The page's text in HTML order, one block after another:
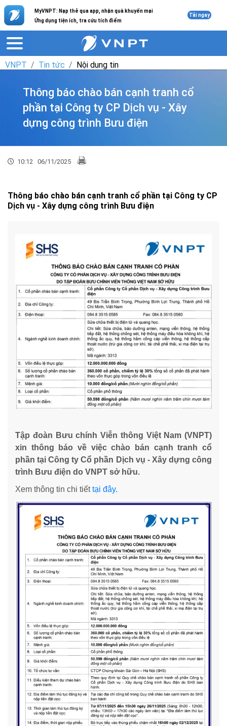
MyVNPT: Nạp thẻ qua app, nhận quà khuyến mại
Ứng dụng tiện ích, tra cứu tích điểm
Tải ngay
VNPT Tin tức Nội dung tin
Thông báo chào bán cạnh tranh cổ
phần tại Công ty CP Dịch vụ - Xây
dựng công trình Bưu điện
10:12 06/11/2025
Thông báo chào bán cạnh tranh cổ phần tại Công ty CP
Dịch vụ - Xây dựng công trình Bưu điện
Tập đoàn Bưu chính Viễn thông Việt Nam (VNPT)
xin thông báo về việc chào bán cạnh tranh cổ
phần tại Công ty Cổ phần Dịch vụ - Xây dựng công
trình Bưu điện do VNPT sở hữu.
Xem thông tin chi tiếttại đây.